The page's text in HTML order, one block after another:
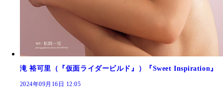
滝 裕可里（『仮面ライダービルド』）『Sweet Inspiration』
2024年09月16日 12:05